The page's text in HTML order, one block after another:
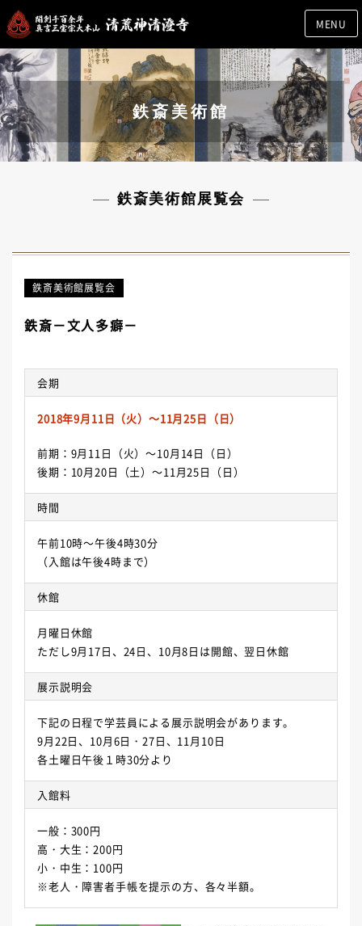
MENU
鉄斎美術館
鉄斎美術館展覧会
鉄斎美術館展覧会
鉄斎－文人多癖－
会期
2018年9月11日（火）～11月25日（日）
前期：9月11日（火）～10月14日（日）
後期：10月20日（土）～11月25日（日）
時間
午前10時～午後4時30分
（入館は午後4時まで）
休館
月曜日休館
ただし9月17日、24日、10月8日は開館、翌日休館
展示説明会
下記の日程で学芸員による展示説明会があります。
9月22日、10月6日・27日、11月10日
各土曜日午後１時30分より
入館料
一般：300円
高・大生：200円
小・中生：100円
※老人・障害者手帳を提示の方、各々半額。